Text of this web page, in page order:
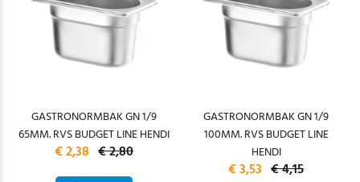
GASTRONORMBAK GN 1/9
65MM. RVS BUDGET LINE HENDI
€ 2,38 € 2,80
GASTRONORMBAK GN 1/9
100MM. RVS BUDGET LINE
HENDI
€ 3,53 € 4,15